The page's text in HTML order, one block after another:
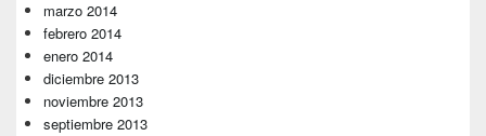
marzo 2014
febrero 2014
enero 2014
diciembre 2013
noviembre 2013
septiembre 2013